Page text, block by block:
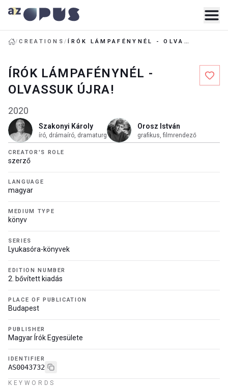
/CREATIONS/ ÍRÓK LÁMPAFÉNYNÉL - OLVASSUK ÚJRA!
ÍRÓK LÁMPAFÉNYNÉL -
OLVASSUK ÚJRA!
2020
Szakonyi Károly
író, drámaíró, dramaturg
Orosz István
grafikus, filmrendező
CREATOR'S ROLE
szerző
LANGUAGE
magyar
MEDIUM TYPE
könyv
SERIES
Lyukasóra-könyvek
EDITION NUMBER
2. bővített kiadás
PLACE OF PUBLICATION
Budapest
PUBLISHER
Magyar Írók Egyesülete
IDENTIFIER
AS0043732
KEYWORDS